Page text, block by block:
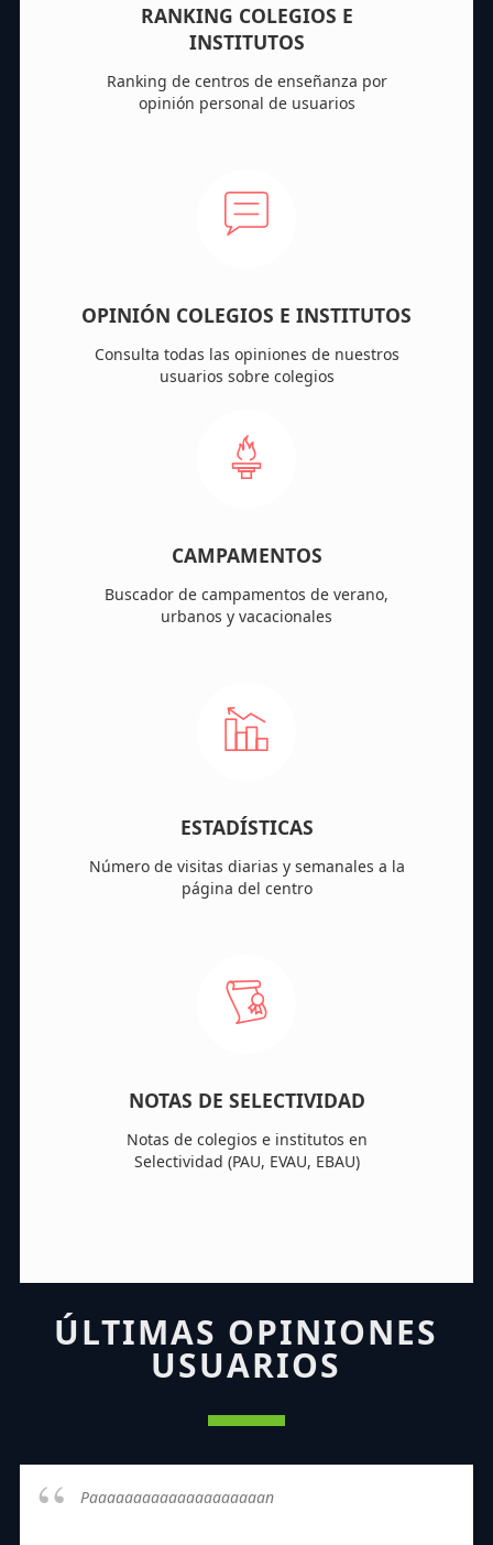
RANKING COLEGIOS E
INSTITUTOS
Ranking de centros de enseñanza por
opinión personal de usuarios
OPINIÓN COLEGIOS E INSTITUTOS
Consulta todas las opiniones de nuestros
usuarios sobre colegios
CAMPAMENTOS
Buscador de campamentos de verano,
urbanos y vacacionales
ESTADÍSTICAS
Número de visitas diarias y semanales a la
página del centro
NOTAS DE SELECTIVIDAD
Notas de colegios e institutos en
Selectividad (PAU, EVAU, EBAU)
ÚLTIMAS OPINIONES
USUARIOS
Paaaaaaaaaaaaaaaaaaaan